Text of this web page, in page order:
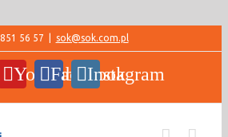
56 57 sok@sok.com.pl
YouTubeFacebookInstagram